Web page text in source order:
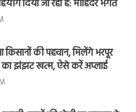
दिया जा रहा है: मोहिंदर भगत
की पहचान, मिलेंगे भरपूर
का झंझट खत्म, ऐसे करें अप्लाई